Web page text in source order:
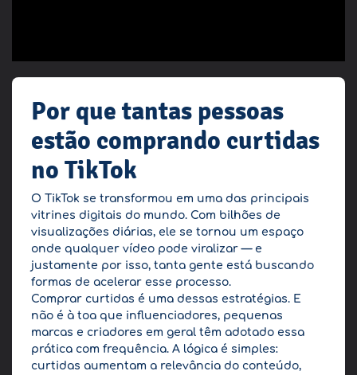
Por que tantas pessoas
estão comprando curtidas
no TikTok
O TikTok se transformou em uma das principais
vitrines digitais do mundo. Com bilhões de
visualizações diárias, ele se tornou um espaço
onde qualquer vídeo pode viralizar — e
justamente por isso, tanta gente está buscando
formas de acelerar esse processo.
Comprar curtidas é uma dessas estratégias. E
não é à toa que influenciadores, pequenas
marcas e criadores em geral têm adotado essa
prática com frequência. A lógica é simples:
curtidas aumentam a relevância do conteúdo,